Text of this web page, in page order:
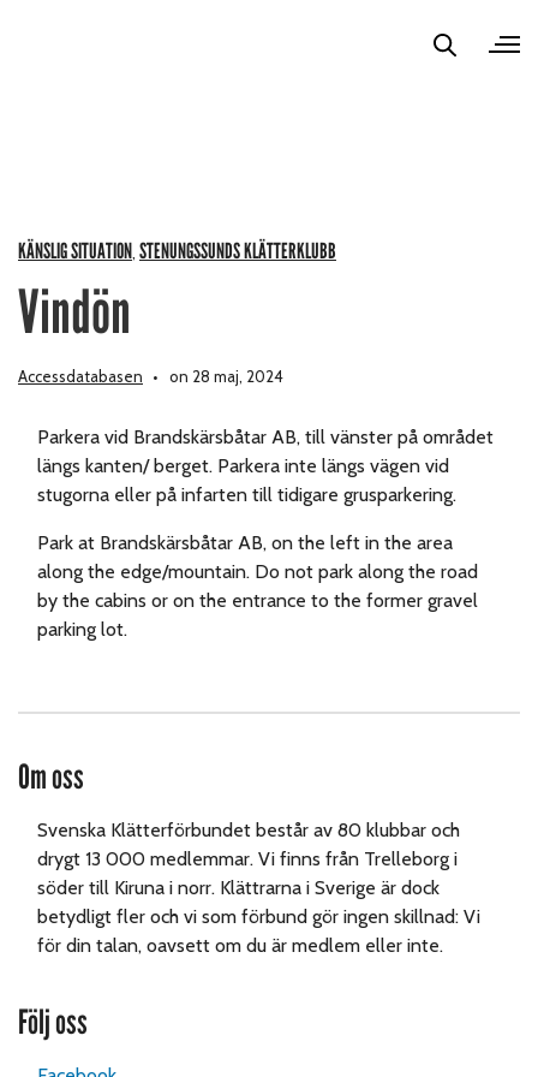
KÄNSLIG SITUATION, STENUNGSSUNDS KLÄTTERKLUBB
Vindön
Accessdatabasen on 28 maj, 2024
Parkera vid Brandskärsbåtar AB, till vänster på området
längs kanten/ berget. Parkera inte längs vägen vid
stugorna eller på infarten till tidigare grusparkering.
Park at Brandskärsbåtar AB, on the left in the area
along the edge/mountain. Do not park along the road
by the cabins or on the entrance to the former gravel
parking lot.
Om oss
Svenska Klätterförbundet består av 80 klubbar och
drygt 13 000 medlemmar. Vi finns från Trelleborg i
söder till Kiruna i norr. Klättrarna i Sverige är dock
betydligt fler och vi som förbund gör ingen skillnad: Vi
för din talan, oavsett om du är medlem eller inte.
Följ oss